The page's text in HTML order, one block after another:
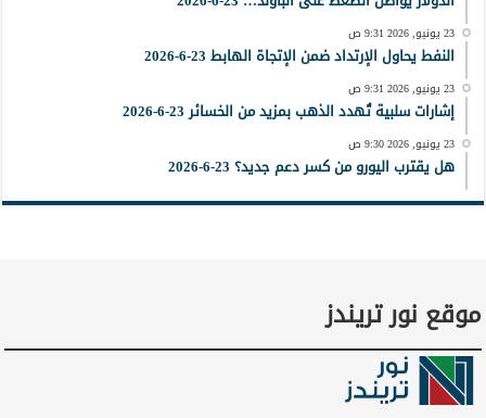
23 يونيو, 2026 9:31 ص
النفط يحاول الإرتداد ضمن الإتجاة الهابط 23-6-2026
23 يونيو, 2026 9:31 ص
إشارات سلبية تُهدد الذهب بمزيد من الخسائر 23-6-2026
23 يونيو, 2026 9:30 ص
هل يقترب اليورو من كسر دعم جديد؟ 23-6-2026
موقع نور تريندز